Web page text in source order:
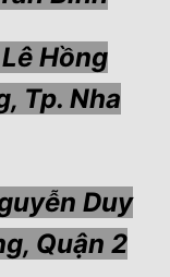
Hồng
Tp. Nha
Duy
Quận 2